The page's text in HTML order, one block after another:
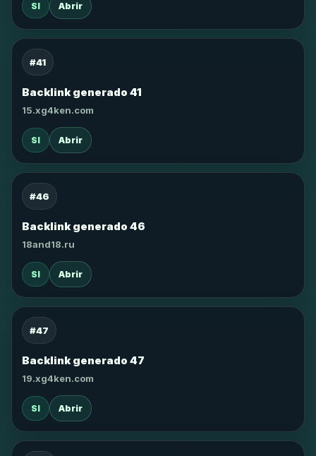
SI Abrir
#41
Backlink generado 41
15.xg4ken.com
SI Abrir
#46
Backlink generado 46
18and18.ru
SI Abrir
#47
Backlink generado 47
19.xg4ken.com
SI Abrir